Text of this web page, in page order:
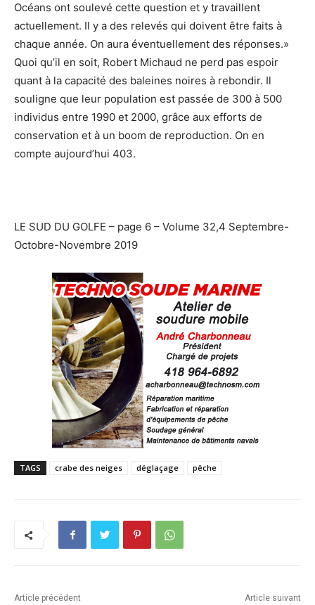
Océans ont soulevé cette question et y travaillent
actuellement. Il y a des relevés qui doivent être faits à
chaque année. On aura éventuellement des réponses.»
Quoi qu’il en soit, Robert Michaud ne perd pas espoir
quant à la capacité des baleines noires à rebondir. Il
souligne que leur population est passée de 300 à 500
individus entre 1990 et 2000, grâce aux efforts de
conservation et à un boom de reproduction. On en
compte aujourd’hui 403.
LE SUD DU GOLFE – page 6 – Volume 32,4 Septembre-
Octobre-Novembre 2019
TAGS crabe des neiges déglaçage pêche
Article précédent Article suivant